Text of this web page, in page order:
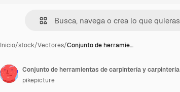
Inicio/stock/Vectores/Conjunto de herramie…
Conjunto de herramientas de carpintería y carpintería
pikepicture